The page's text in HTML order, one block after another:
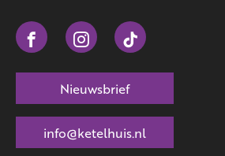
Nieuwsbrief
info@ketelhuis.nl